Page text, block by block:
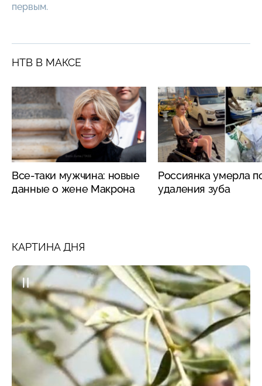
первым.
НТВ В МАКСЕ
Все-таки мужчина: новые
данные о жене Макрона
Россиянка умерла
удаления зуба
КАРТИНА ДНЯ